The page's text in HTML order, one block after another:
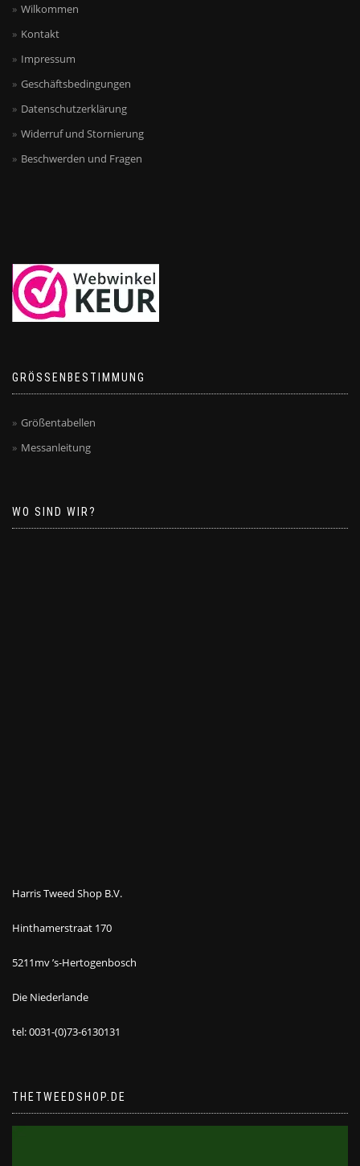
Wilkommen
Kontakt
Impressum
Geschäftsbedingungen
Datenschutzerklärung
Widerruf und Stornierung
Beschwerden und Fragen
GRÖSSENBESTIMMUNG
Größentabellen
Messanleitung
WO SIND WIR?
Harris Tweed Shop B.V.
Hinthamerstraat 170
5211mv ’s-Hertogenbosch
Die Niederlande
tel: 0031-(0)73-6130131
THETWEEDSHOP.DE